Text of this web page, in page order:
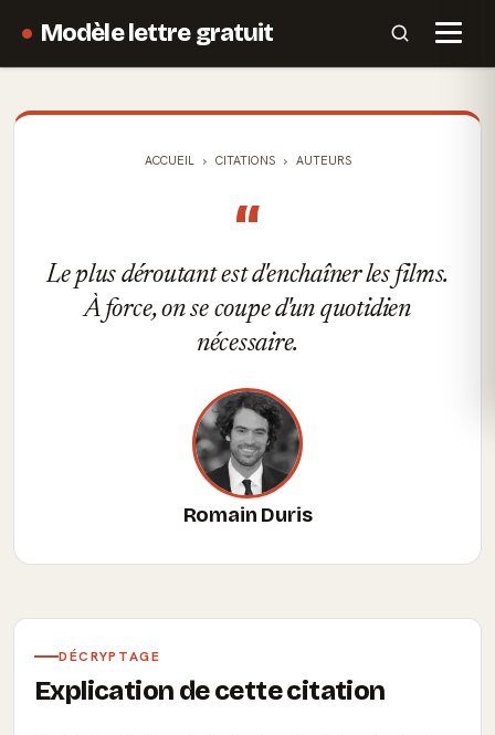
Modèle lettre gratuit
ACCUEIL CITATIONS AUTEURS
“
Le plus déroutant est d'enchaîner les films.
À force, on se coupe d'un quotidien
nécessaire.
Romain Duris
DÉCRYPTAGE
Explication de cette citation